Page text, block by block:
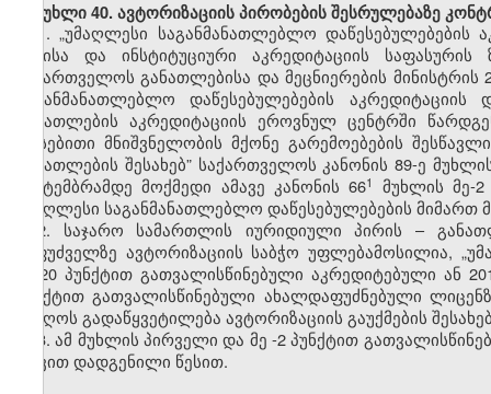
მუხლი40. ავტორიზაციისპირობებისშესრულებაზე
1. „უმაღლესი საგანმანათლებლო დაწესებულებების
წესისა და ინსტიტუციური
აკრედიტაციის
საქართველოს განათლებისა და მეცნიერების
საგანმანათლებლო დაწესებულებების
განათლების აკრედიტაციის ეროვნულ ცენტრში
არსებითი მნიშვნელობის მქონე გარემოებების
განათლების შესახებ” საქართველოს კანონის89-ე
სექტემბრამდე მოქმედი ამავე კანონის 66​1 მუხლის მე-2
უმაღლესი საგანმანათლებლო დაწესებულებების მიმართ
2. საჯარო სამართლის იურიდიულიპირის–
საფუძველზე ავტორიზაციის საბჭო უფლებამოსილია,
მე-20 პუნქტით გათვალისწინებული აკრედიტებულიან
პუნქტით გათვალისწინებული ახალდაფუძნებული
მიიღოს გადაწყვეტილება ავტორიზაციის გაუქმების
3. ამ მუხლის პირველი და მე -2პუნქტით
თავითდადგენილი წესით.